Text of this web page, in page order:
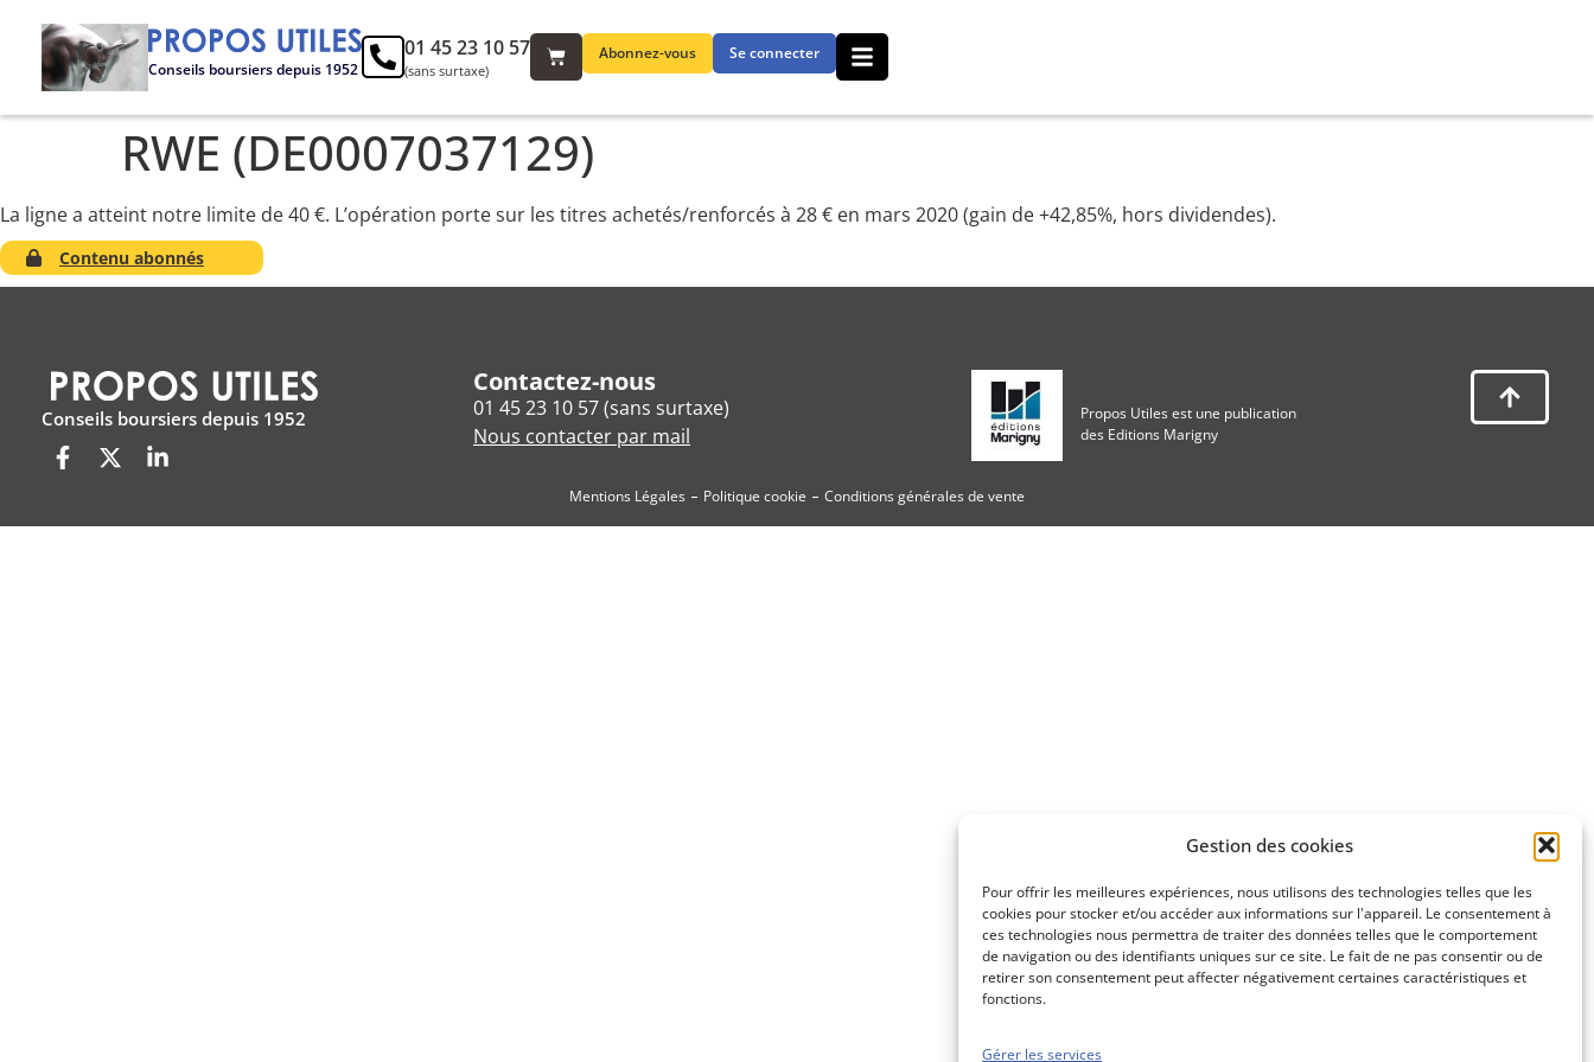
Gestion des cookies
Pour offrir les meilleures expériences, nous utilisons des technologies telles que les
cookies pour stocker et/ou accéder aux informations sur l'appareil. Le consentement à
ces technologies nous permettra de traiter des données telles que le comportement
de navigation ou des identifiants uniques sur ce site. Le fait de ne pas consentir ou de
retirer son consentement peut affecter négativement certaines caractéristiques et
fonctions.
Gérer les services
Conseils boursiers depuis 1952
Abonnez-vous Se connecter
01 45 23 10 57
(sans surtaxe)
RWE (DE0007037129)
La ligne a atteint notre limite de 40 €. L’opération porte sur les titres achetés/renforcés à 28 € en mars 2020 (gain de +42,85%, hors dividendes).
Contenu abonnés
Conseils boursiers depuis 1952
Contactez-nous
01 45 23 10 57 (sans surtaxe)
Nous contacter par mail
Propos Utiles est une publication
des Editions Marigny
Mentions Légales Politique cookie Conditions générales de vente